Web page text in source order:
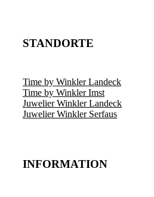
STANDORTE
Time by Winkler Landeck
Time by Winkler Imst
Juwelier Winkler Landeck
Juwelier Winkler Serfaus
INFORMATION